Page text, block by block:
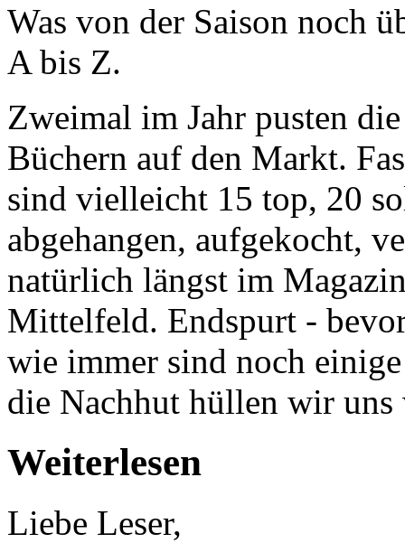
Was von der Saison noch
A bis Z.
Zweimal im Jahr pusten
Büchern auf den Markt.
sind vielleicht 15 top, 20
abgehangen, aufgekocht,
natürlich längst im
Mittelfeld. Endspurt -
wie immer sind noch
die Nachhut hüllen wir
Weiterlesen
Liebe Leser,